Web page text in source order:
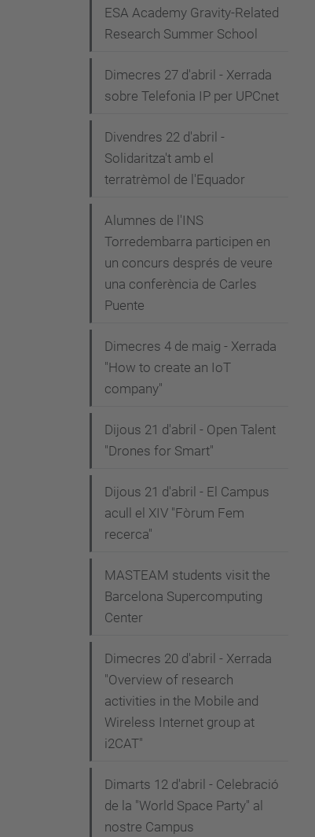
ESA Academy Gravity-Related
Research Summer School
Dimecres 27 d'abril - Xerrada
sobre Telefonia IP per UPCnet
Divendres 22 d'abril -
Solidaritza't amb el
terratrèmol de l'Equador
Alumnes de l'INS
Torredembarra participen en
un concurs després de veure
una conferència de Carles
Puente
Dimecres 4 de maig - Xerrada
"How to create an IoT
company"
Dijous 21 d'abril - Open Talent
"Drones for Smart"
Dijous 21 d'abril - El Campus
acull el XIV "Fòrum Fem
recerca"
MASTEAM students visit the
Barcelona Supercomputing
Center
Dimecres 20 d'abril - Xerrada
"Overview of research
activities in the Mobile and
Wireless Internet group at
i2CAT"
Dimarts 12 d'abril - Celebració
de la "World Space Party" al
nostre Campus